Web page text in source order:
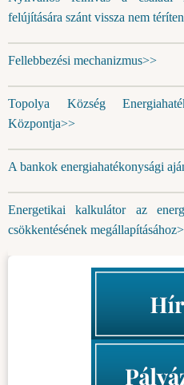
felújítására szánt vissza nem
Fellebbezési mechanizmus>>
Topolya Község
Központja>>
A bankok energiahatékonysági
Energetikai kalkulátor az
csökkentésének